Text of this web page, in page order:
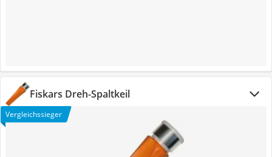
Fiskars Dreh-Spaltkeil
Vergleichssieger